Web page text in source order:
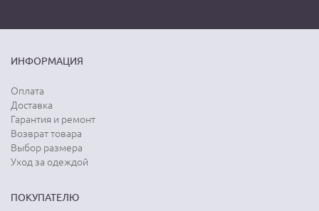
ИНФОРМАЦИЯ
Оплата
Доставка
Гарантия и ремонт
Возврат товара
Выбор размера
Уход за одеждой
ПОКУПАТЕЛЮ